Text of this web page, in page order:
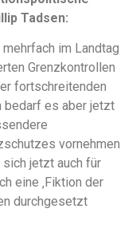
Tadsen:
im Landtag
Grenzkontrollen
fortschreitenden
bedarf es aber jetzt
vornehmen
jetzt auch für
eine ‚Fiktion der
durchgesetzt